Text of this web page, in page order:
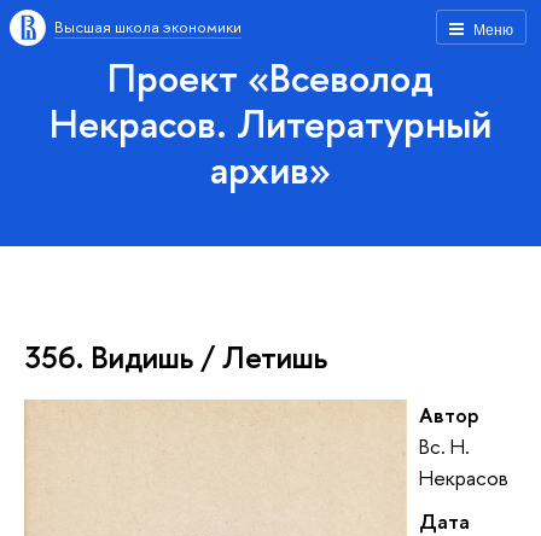
Меню
Высшая школа экономики
Проект «Всеволод
Некрасов. Литературный
архив»
356. Видишь / Летишь
Автор
Вс. Н.
Некрасов
Дата